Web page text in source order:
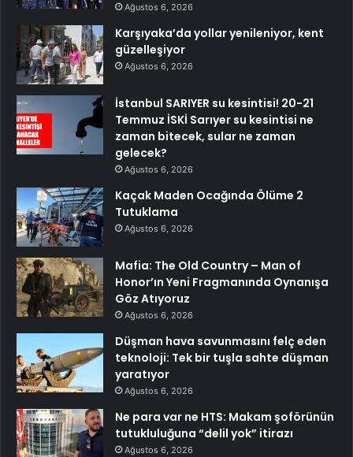
Ağustos 6, 2026
Karşıyaka’da yollar yenileniyor, kent
güzelleşiyor
Ağustos 6, 2026
İstanbul SARIYER su kesintisi! 20-21
Temmuz İSKİ Sarıyer su kesintisi ne
zaman bitecek, sular ne zaman
gelecek?
Ağustos 6, 2026
Kaçak Maden Ocağında Ölüme 2
Tutuklama
Ağustos 6, 2026
Mafia: The Old Country – Man of
Honor’ın Yeni Fragmanında Oynanışa
Göz Atıyoruz
Ağustos 6, 2026
Düşman hava savunmasını felç eden
teknoloji: Tek bir tuşla sahte düşman
yaratıyor
Ağustos 6, 2026
Ne para var ne HTS: Makam şoförünün
tutukluluğuna “delil yok” itirazı
Ağustos 6, 2026